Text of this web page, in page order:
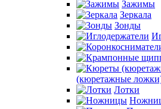
Зажимы
Зеркала
Зонды
(кюретажные
Лотки